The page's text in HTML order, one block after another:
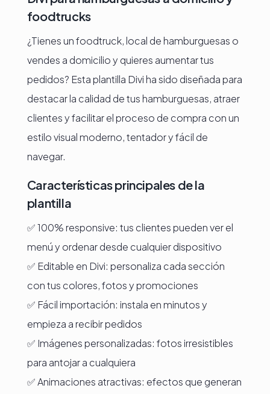
foodtrucks
¿Tienes un foodtruck, local de hamburguesas o
vendes a domicilio y quieres aumentar tus
pedidos? Esta plantilla Divi ha sido diseñada para
destacar la calidad de tus hamburguesas, atraer
clientes y facilitar el proceso de compra con un
estilo visual moderno, tentador y fácil de
navegar.
Características principales de la
plantilla
✅ 100% responsive: tus clientes pueden ver el
menú y ordenar desde cualquier dispositivo
✅ Editable en Divi: personaliza cada sección
con tus colores, fotos y promociones
✅ Fácil importación: instala en minutos y
empieza a recibir pedidos
✅ Imágenes personalizadas: fotos irresistibles
para antojar a cualquiera
✅ Animaciones atractivas: efectos que generan